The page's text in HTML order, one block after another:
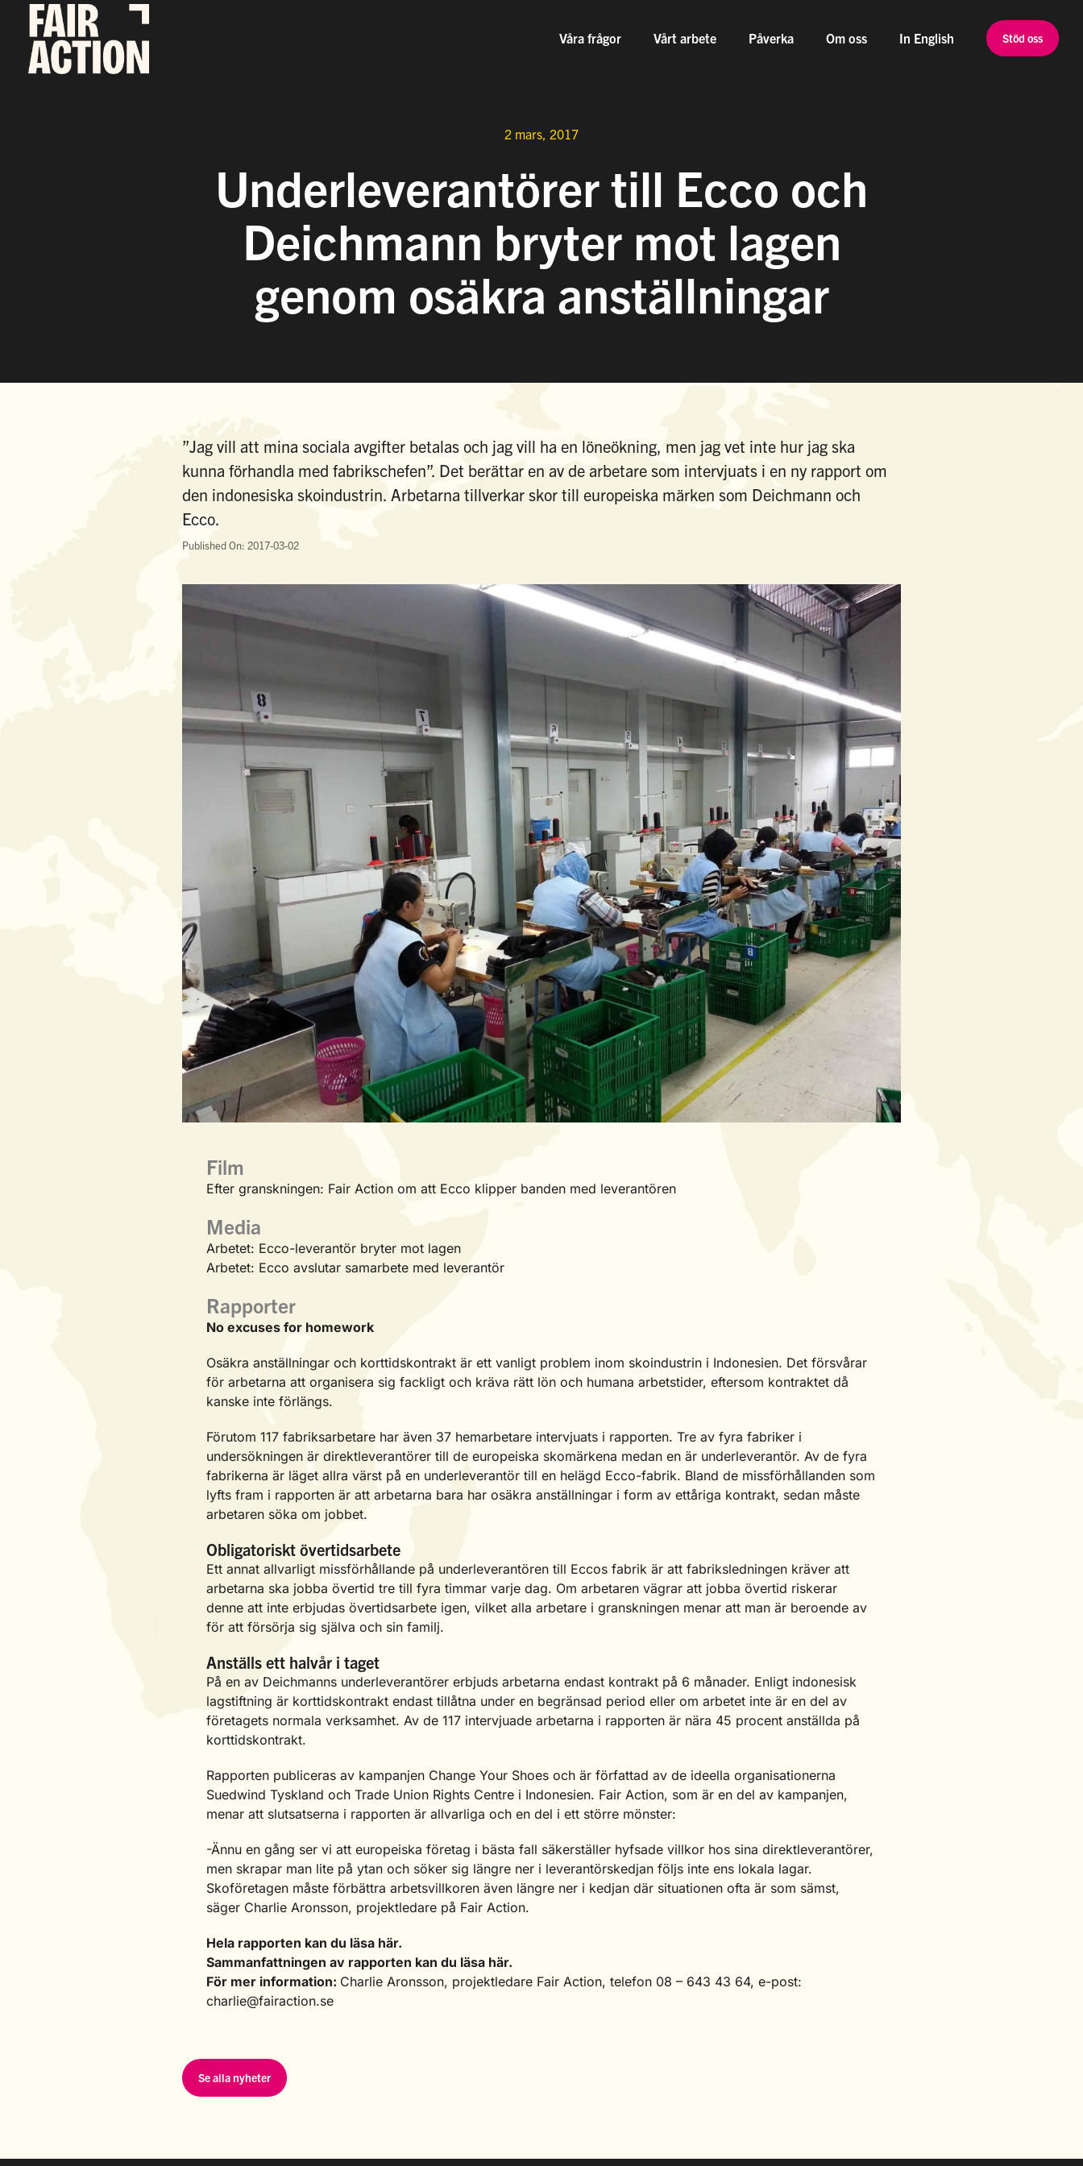
Fortsätt
innehållet
Våra frågor Vårt arbete Påverka Om oss In English Stöd oss
2 mars, 2017
Underleverantörer till Ecco och
Deichmann bryter mot lagen
genom osäkra anställningar
”Jag vill att mina sociala avgifter betalas och jag vill ha en löneökning, men jag vet inte hur jag ska
kunna förhandla med fabrikschefen”. Det berättar en av de arbetare som intervjuats i en ny rapport om
den indonesiska skoindustrin. Arbetarna tillverkar skor till europeiska märken som Deichmann och
Ecco.
Published On: 2017-03-02
Film
Efter granskningen: Fair Action om att Ecco klipper banden med leverantören
Media
Arbetet: Ecco-leverantör bryter mot lagen
Arbetet: Ecco avslutar samarbete med leverantör
Rapporter
No excuses for homework
Osäkra anställningar och korttidskontrakt är ett vanligt problem inom skoindustrin i Indonesien. Det försvårar
för arbetarna att organisera sig fackligt och kräva rätt lön och humana arbetstider, eftersom kontraktet då
kanske inte förlängs.
Förutom 117 fabriksarbetare har även 37 hemarbetare intervjuats i rapporten. Tre av fyra fabriker i
undersökningen är direktleverantörer till de europeiska skomärkena medan en är underleverantör. Av de fyra
fabrikerna är läget allra värst på en underleverantör till en helägd Ecco-fabrik. Bland de missförhållanden som
lyfts fram i rapporten är att arbetarna bara har osäkra anställningar i form av ettåriga kontrakt, sedan måste
arbetaren söka om jobbet.
Obligatoriskt övertidsarbete
Ett annat allvarligt missförhållande på underleverantören till Eccos fabrik är att fabriksledningen kräver att
arbetarna ska jobba övertid tre till fyra timmar varje dag. Om arbetaren vägrar att jobba övertid riskerar
denne att inte erbjudas övertidsarbete igen, vilket alla arbetare i granskningen menar att man är beroende av
för att försörja sig själva och sin familj.
Anställs ett halvår i taget
På en av Deichmanns underleverantörer erbjuds arbetarna endast kontrakt på 6 månader. Enligt indonesisk
lagstiftning är korttidskontrakt endast tillåtna under en begränsad period eller om arbetet inte är en del av
företagets normala verksamhet. Av de 117 intervjuade arbetarna i rapporten är nära 45 procent anställda på
korttidskontrakt.
Rapporten publiceras av kampanjen Change Your Shoes och är författad av de ideella organisationerna
Suedwind Tyskland och Trade Union Rights Centre i Indonesien. Fair Action, som är en del av kampanjen,
menar att slutsatserna i rapporten är allvarliga och en del i ett större mönster:
-Ännu en gång ser vi att europeiska företag i bästa fall säkerställer hyfsade villkor hos sina direktleverantörer,
men skrapar man lite på ytan och söker sig längre ner i leverantörskedjan följs inte ens lokala lagar.
Skoföretagen måste förbättra arbetsvillkoren även längre ner i kedjan där situationen ofta är som sämst,
säger Charlie Aronsson, projektledare på Fair Action.
Hela rapporten kan du läsa här.
Sammanfattningen av rapporten kan du läsa här.
För mer information: Charlie Aronsson, projektledare Fair Action, telefon 08 – 643 43 64, e-post:
charlie@fairaction.se
Se alla nyheter